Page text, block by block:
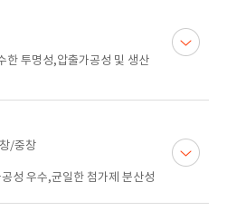
투명성,압출가공성 및 생산
/중창
성 우수,균일한 첨가제 분산성